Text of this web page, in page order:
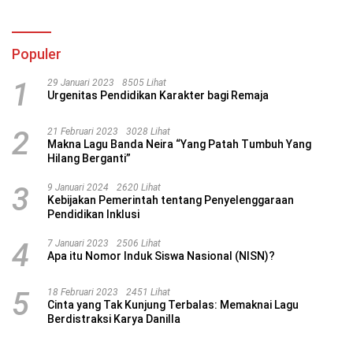
Populer
1 29 Januari 2023 8505 Lihat
Urgenitas Pendidikan Karakter bagi Remaja
2 21 Februari 2023 3028 Lihat
Makna Lagu Banda Neira “Yang Patah Tumbuh Yang
Hilang Berganti”
3 9 Januari 2024 2620 Lihat
Kebijakan Pemerintah tentang Penyelenggaraan
Pendidikan Inklusi
4 7 Januari 2023 2506 Lihat
Apa itu Nomor Induk Siswa Nasional (NISN)?
5 18 Februari 2023 2451 Lihat
Cinta yang Tak Kunjung Terbalas: Memaknai Lagu
Berdistraksi Karya Danilla